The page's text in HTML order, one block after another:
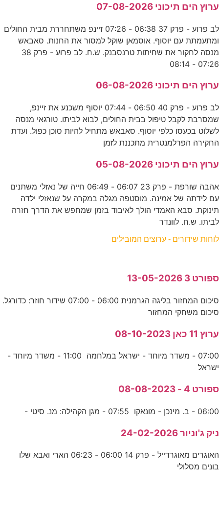
ערוץ הים תיכוני 07-08-2026
לב פרוע - פרק 37 06:38 - 07:26 זיינפ משתחררת מבית החולים
ומתעמתת עם יוסוף. אוסמאן שוקל למסור את החנות. סאבאש
מנסה לחקור את שחיתות טרנסבנק. ש.ח. לב פרוע - פרק 38
07:26 - 08:14
ערוץ הים תיכוני 06-08-2026
לב פרוע - פרק 40 06:50 - 07:44 יוסוף משכנע את זיינפ,
שמסרבת לקבל טיפול בבית החולים, לבוא לביתו. טורגאי מנסה
לשלוט בכעסו כלפי יוסוף. סאבאש מתחיל להיות סוכן כפול. ועדת
החקירה הפרלמנטרית מתכננת לזמן
ערוץ הים תיכוני 05-08-2026
אהבה שורפת - פרק 23 06:07 - 06:49 חייה של נאזלי משתנים
עם לידתה של אמינה. מוסטפה מגלה במקרה על שנאזלי ילדה
תינוקת. סבא האמדי הולך לאיבוד בזמן שמחפש את הדרך חזרה
לביתו. ש.ח. לוונדר
לוחות שידורים - ערוצים המובילים
ספורט 3 13-05-2026
סיכום המחזור בליגה הגרמנית 06:00 - 07:00 שידור חוזר: כדורגל.
סיכום משחקי המחזור
ערוץ 11 כאן 08-10-2023
07:00 - משדר מיוחד - ישראל במלחמה 11:00 - משדר מיוחד -
ישראל
ספורט 4 - 08-08-2023
06:00 - ב. מינכן - מונאקו 07:55 - מגן הקהילה: מנ. סיטי -
ניק ג'וניור 24-02-2026
האוגרים מאוגרדייל - פרק 14 06:00 - 06:23 הארי ואבא שלו
בונים מסלולי